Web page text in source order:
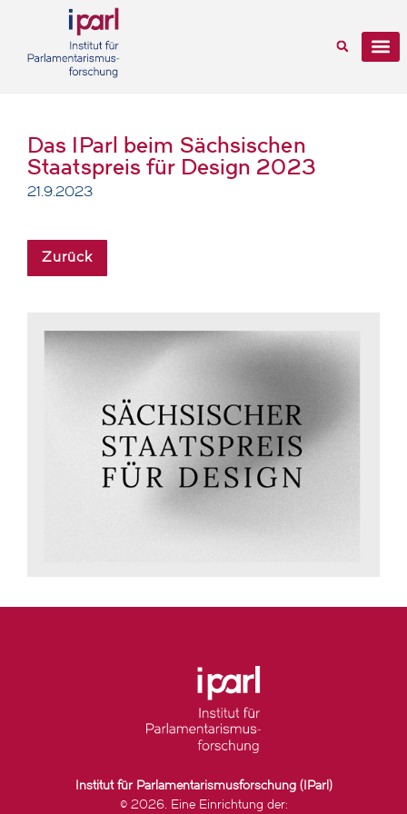
Das IParl beim Sächsischen
Staatspreis für Design 2023
21.9.2023
Zurück
Institut für Parlamentarismusforschung (IParl)
© 2026. Eine Einrichtung der: